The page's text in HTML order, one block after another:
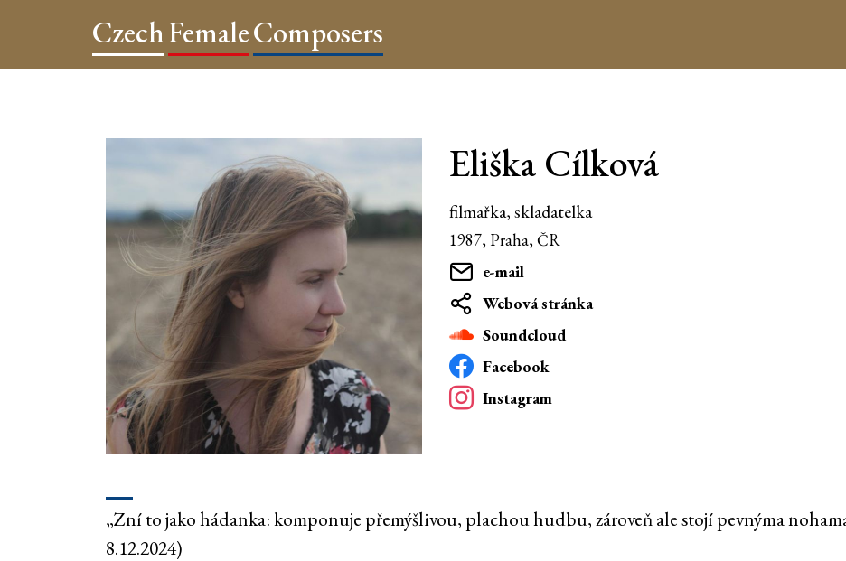
CzechFemaleComposers
Eliška Cílková
filmařka, skladatelka
1987, Praha, ČR
e-mail
Webová stránka
Soundcloud
Facebook
Instagram
„Zní to jako hádanka: komponuje přemýšlivou, plachou hudbu, zároveň ale stojí pevnýma
8.12.2024)